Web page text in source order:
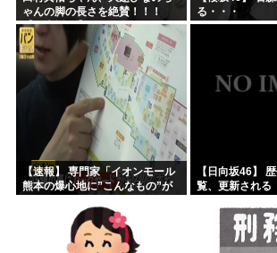
ゃんの脚の長さを絶賛！！！
【乃木坂46】
る・・・
【速報】 専門家「イオンモール
熊本の爆心地に”こんなもの”が
【日向坂46】
覧、更新される